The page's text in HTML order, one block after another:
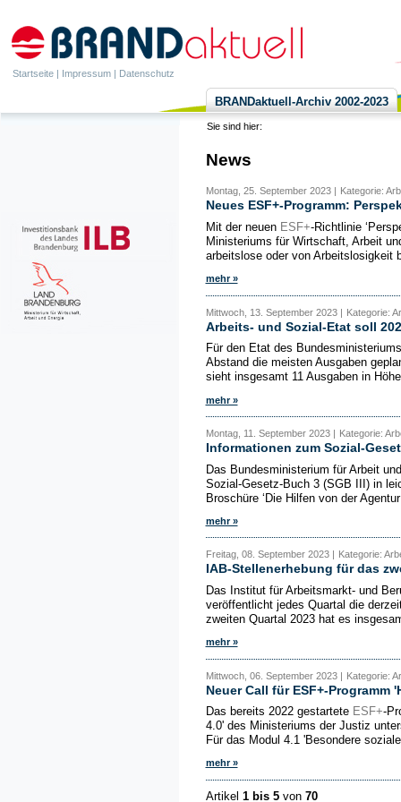
Startseite | Impressum | Datenschutz
BRANDaktuell-Archiv 2002-2023
Sie sind hier:
News
Montag, 25. September 2023 | Kategorie:
Neues ESF+-Programm:
Mit der neuen ESF+-Richtlinie
Ministeriums für Wirtschaft, Arbeit
arbeitslose oder von Arbeitslosigkeit
mehr »
Mittwoch, 13. September 2023 | Kategorie:
Arbeits- und Sozial-Etat soll
Für den Etat des
Abstand die meisten Ausgaben
sieht insgesamt 11 Ausgaben in
mehr »
Montag, 11. September 2023 | Kategorie:
Informationen zum Sozial-
Das Bundesministerium für Arbeit
Sozial-Gesetz-Buch 3 (SGB III) in
Broschüre ‘Die Hilfen von der
mehr »
Freitag, 08. September 2023 | Kategorie:
IAB-Stellenerhebung für das
Das Institut für Arbeitsmarkt- und
veröffentlicht jedes Quartal die
zweiten Quartal 2023 hat es
mehr »
Mittwoch, 06. September 2023 | Kategorie:
Neuer Call für ESF+-Programm
Das bereits 2022 gestartete ESF+-
4.0' des Ministeriums der Justiz
Für das Modul 4.1 'Besondere
mehr »
Artikel 1 bis 5von 70